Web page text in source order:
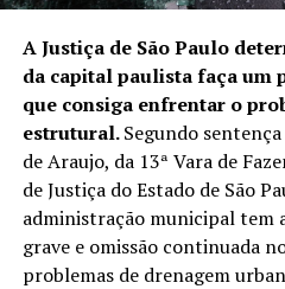
A Justiça de São Paulo
da capital paulista faça um
que consiga enfrentar o
estrutural.Segundo
de Araujo, da 13ª Vara de
de Justiça do Estado de São
administração municipal tem
grave e omissão continuada
problemas de drenagem